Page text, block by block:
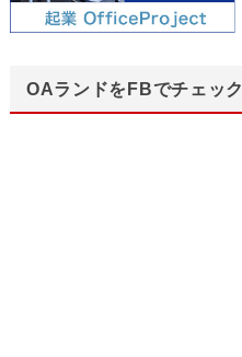
OAランドをFBでチェック